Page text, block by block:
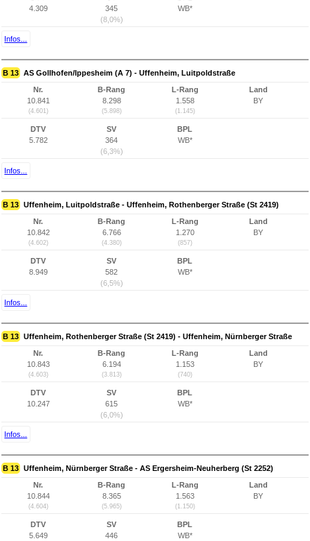
4.309
345
(8,0%)
WB*
Infos...
B 13 AS Gollhofen/Ippesheim (A 7) - Uffenheim, Luitpoldstraße
Nr.
10.841
(4.601)
B-Rang
8.298
(5.898)
L-Rang
1.558
(1.145)
Land
BY
DTV
5.782
SV
364
(6,3%)
BPL
WB*
Infos...
B 13 Uffenheim, Luitpoldstraße - Uffenheim, Rothenberger Straße (St 2419)
Nr.
10.842
(4.602)
B-Rang
6.766
(4.380)
L-Rang
1.270
(857)
Land
BY
DTV
8.949
SV
582
(6,5%)
BPL
WB*
Infos...
B 13 Uffenheim, Rothenberger Straße (St 2419) - Uffenheim, Nürnberger Straße
Nr.
10.843
(4.603)
B-Rang
6.194
(3.813)
L-Rang
1.153
(740)
Land
BY
DTV
10.247
SV
615
(6,0%)
BPL
WB*
Infos...
B 13 Uffenheim, Nürnberger Straße - AS Ergersheim-Neuherberg (St 2252)
Nr.
10.844
(4.604)
B-Rang
8.365
(5.965)
L-Rang
1.563
(1.150)
Land
BY
DTV
5.649
SV
446
BPL
WB*